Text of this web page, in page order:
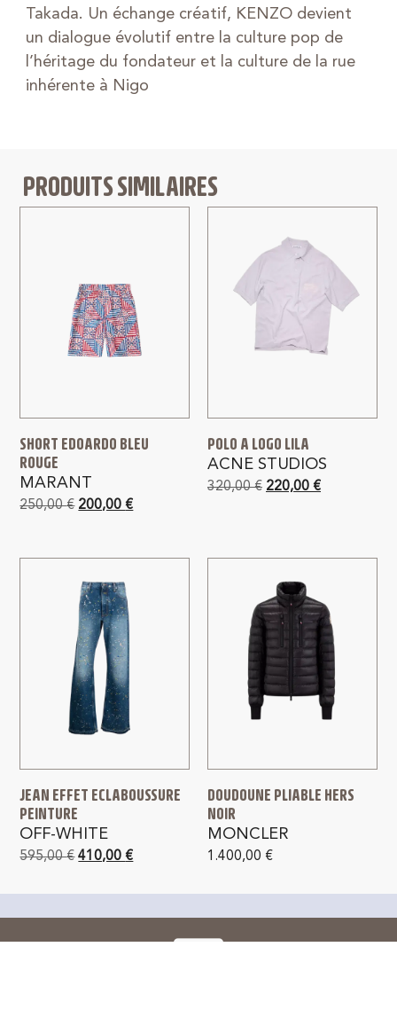
Takada. Un échange créatif, KENZO devient
un dialogue évolutif entre la culture pop de
l’héritage du fondateur et la culture de la rue
inhérente à Nigo
PRODUITS SIMILAIRES
SHORT EDOARDO BLEU
ROUGE
MARANT
250,00€ 200,00€
POLO A LOGO LILA
ACNE STUDIOS
320,00€ 220,00 €
JEAN EFFET ECLABOUSSURE
PEINTURE
OFF-WHITE
595,00€ 410,00€
DOUDOUNE PLIABLE HERS
NOIR
MONCLER
1.400,00 €